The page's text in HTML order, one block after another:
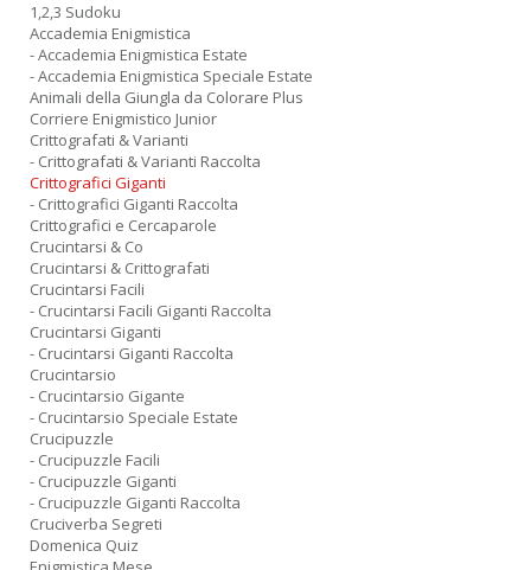
1,2,3 Sudoku
Accademia Enigmistica
- Accademia Enigmistica Estate
- Accademia Enigmistica Speciale Estate
Animali della Giungla da Colorare Plus
Corriere Enigmistico Junior
Crittografati & Varianti
- Crittografati & Varianti Raccolta
Crittografici Giganti
- Crittografici Giganti Raccolta
Crittografici e Cercaparole
Crucintarsi & Co
Crucintarsi & Crittografati
Crucintarsi Facili
- Crucintarsi Facili Giganti Raccolta
Crucintarsi Giganti
- Crucintarsi Giganti Raccolta
Crucintarsio
- Crucintarsio Gigante
- Crucintarsio Speciale Estate
Crucipuzzle
- Crucipuzzle Facili
- Crucipuzzle Giganti
- Crucipuzzle Giganti Raccolta
Cruciverba Segreti
Domenica Quiz